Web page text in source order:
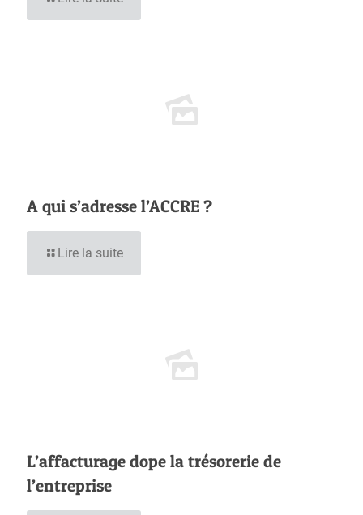
A qui s’adresse l’ACCRE ?
Lire la suite
L’affacturage dope la trésorerie de
l’entreprise